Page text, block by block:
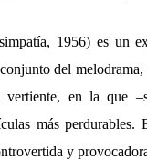
1956) es un
del
en la que
más
y